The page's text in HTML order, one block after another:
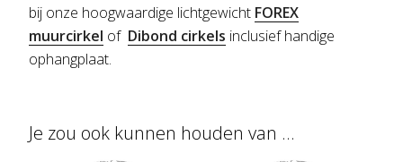
bij onze hoogwaardige lichtgewicht FOREX
muurcirkel of Dibond cirkels inclusief handige
ophangplaat.
Je zou ook kunnen houden van …